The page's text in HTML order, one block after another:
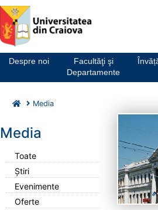
Notă:
Acest
website
un
Despre noi
Facultăţi şi
Departamente
Media
Media
Toate
Știri
Evenimente
Oferte